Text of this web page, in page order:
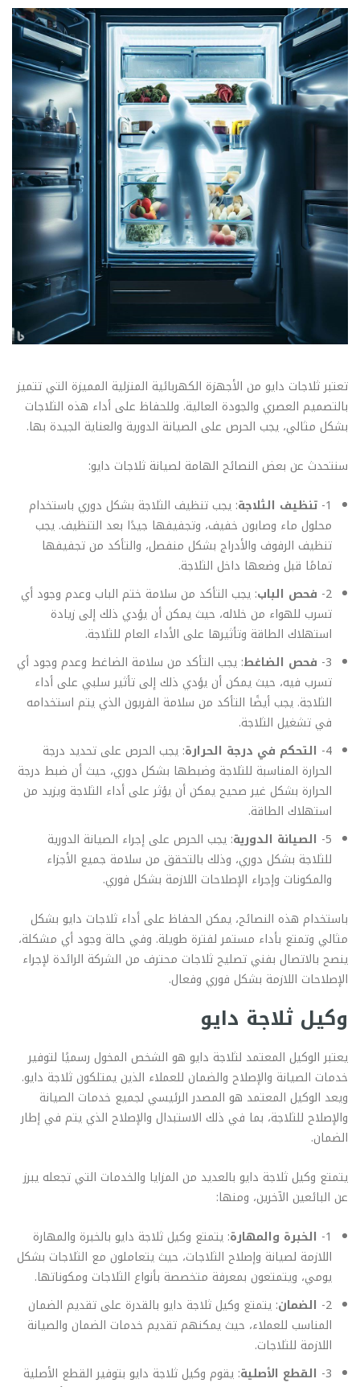
تعتبر ثلاجات دايو من الأجهزة الكهربائية المنزلية المميزة التي تتميز
بالتصميم العصري والجودة العالية. وللحفاظ على أداء هذه الثلاجات
بشكل مثالي، يجب الحرص على الصيانة الدورية والعناية الجيدة بها.
سنتحدث عن بعض النصائح الهامة لصيانة ثلاجات دايو:
1- تنظيف الثلاجة: يجب تنظيف الثلاجة بشكل دوري باستخدام
محلول ماء وصابون خفيف، وتجفيفها جيدًا بعد التنظيف. يجب
تنظيف الرفوف والأدراج بشكل منفصل، والتأكد من تجفيفها
تمامًا قبل وضعها داخل الثلاجة.
2- فحص الباب: يجب التأكد من سلامة ختم الباب وعدم وجود أي
تسرب للهواء من خلاله، حيث يمكن أن يؤدي ذلك إلى زيادة
استهلاك الطاقة وتأثيرها على الأداء العام للثلاجة.
3- فحص الضاغط: يجب التأكد من سلامة الضاغط وعدم وجود أي
تسرب فيه، حيث يمكن أن يؤدي ذلك إلى تأثير سلبي على أداء
الثلاجة. يجب أيضًا التأكد من سلامة الفريون الذي يتم استخدامه
في تشغيل الثلاجة.
4- التحكم في درجة الحرارة: يجب الحرص على تحديد درجة
الحرارة المناسبة للثلاجة وضبطها بشكل دوري، حيث أن ضبط درجة
الحرارة بشكل غير صحيح يمكن أن يؤثر على أداء الثلاجة ويزيد من
استهلاك الطاقة.
5- الصيانة الدورية: يجب الحرص على إجراء الصيانة الدورية
للثلاجة بشكل دوري، وذلك بالتحقق من سلامة جميع الأجزاء
والمكونات وإجراء الإصلاحات اللازمة بشكل فوري.
باستخدام هذه النصائح، يمكن الحفاظ على أداء ثلاجات دايو بشكل
مثالي وتمتع بأداء مستمر لفترة طويلة. وفي حالة وجود أي مشكلة،
ينصح بالاتصال بفني تصليح ثلاجات محترف من الشركة الرائدة لإجراء
الإصلاحات اللازمة بشكل فوري وفعال.
وكيل ثلاجة دايو
يعتبر الوكيل المعتمد لثلاجة دايو هو الشخص المخول رسميًا لتوفير
خدمات الصيانة والإصلاح والضمان للعملاء الذين يمتلكون ثلاجة دايو.
ويعد الوكيل المعتمد هو المصدر الرئيسي لجميع خدمات الصيانة
والإصلاح للثلاجة، بما في ذلك الاستبدال والإصلاح الذي يتم في إطار
الضمان.
يتمتع وكيل ثلاجة دايو بالعديد من المزايا والخدمات التي تجعله يبرز
عن البائعين الآخرين، ومنها:
1- الخبرة والمهارة: يتمتع وكيل ثلاجة دايو بالخبرة والمهارة
اللازمة لصيانة وإصلاح الثلاجات، حيث يتعاملون مع الثلاجات بشكل
يومي، ويتمتعون بمعرفة متخصصة بأنواع الثلاجات ومكوناتها.
2- الضمان: يتمتع وكيل ثلاجة دايو بالقدرة على تقديم الضمان
المناسب للعملاء، حيث يمكنهم تقديم خدمات الضمان والصيانة
اللازمة للثلاجات.
3- القطع الأصلية: يقوم وكيل ثلاجة دايو بتوفير القطع الأصلية